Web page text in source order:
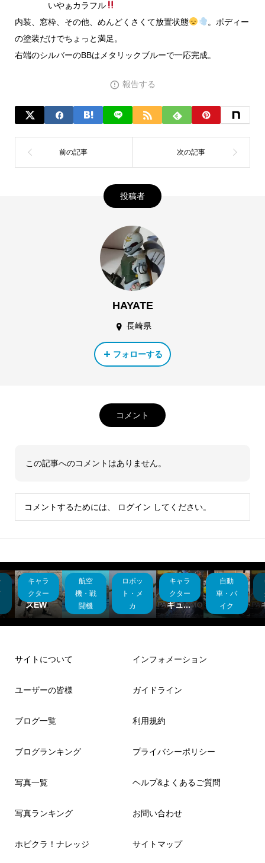
いやぁカラフル
内装、窓枠、その他、めんどくさくて放置状態
。ボディー
の塗装だけでちょっと満足。
右端のシルバーのBBはメタリックブルーで一応完成。
報告する
投稿者
HAYATE
長崎県
フォローする
コメント
この記事へのコメントはありません。
コメントするためには、 ログイン してください。
キャラ
クター
ヘビー
アーム
ズEW
航空
機・戦
闘機
お菓子
の空缶
を使...
ロボッ
ト・メ
カ
マゼラ
アタッ
キャラ
クター
バンダ
イフィ
ギュ...
自動
車・バ
イク
本業を
活かし
てシ...
サイトについて
ユーザーの皆様
ブログ一覧
ブログランキング
写真一覧
写真ランキング
ホビクラ！ナレッジ
インフォメーション
ガイドライン
利用規約
プライバシーポリシー
ヘルプ&よくあるご質問
お問い合わせ
サイトマップ